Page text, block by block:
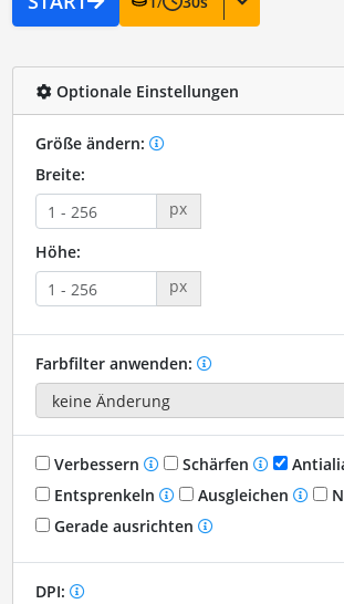
Optionale Einstellungen
Größe ändern:
Breite:
px
Höhe:
px
Farbfilter anwenden:
Verbessern Schärfen
Entsprenkeln
Ausgleichen
Gerade ausrichten
DPI: